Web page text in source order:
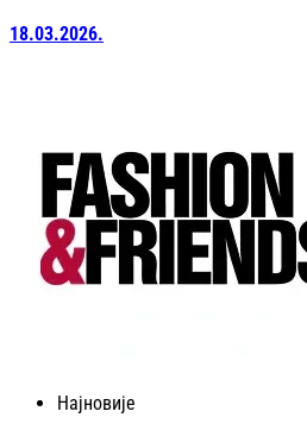
18.03.2026.
Најновије